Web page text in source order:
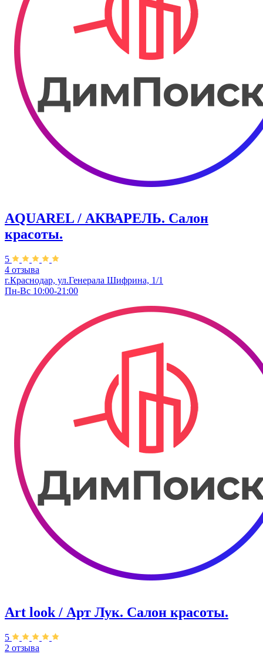
AQUAREL / АКВАРЕЛЬ. Салон
красоты.
5
4 отзыва
г.Краснодар, ул.Генерала Шифрина, 1/1
Пн-Вс 10:00-21:00
Art look / Арт Лук. Салон красоты.
5
2 отзыва